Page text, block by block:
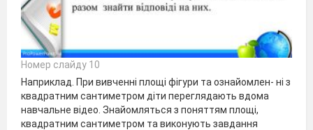
Номер слайду 10
Наприклад. При вивченні площі фігури та ознайомлен- ні з
квадратним сантиметром діти переглядають вдома
навчальне відео. Знайомляться з поняттям площі,
квадратним сантиметром та виконують завдання